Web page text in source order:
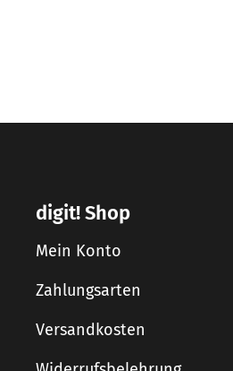
digit! Shop
Mein Konto
Zahlungsarten
Versandkosten